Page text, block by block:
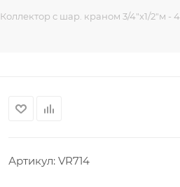
Коллектор с шар. краном 3/4"х1/2"м -
Артикул: VR714